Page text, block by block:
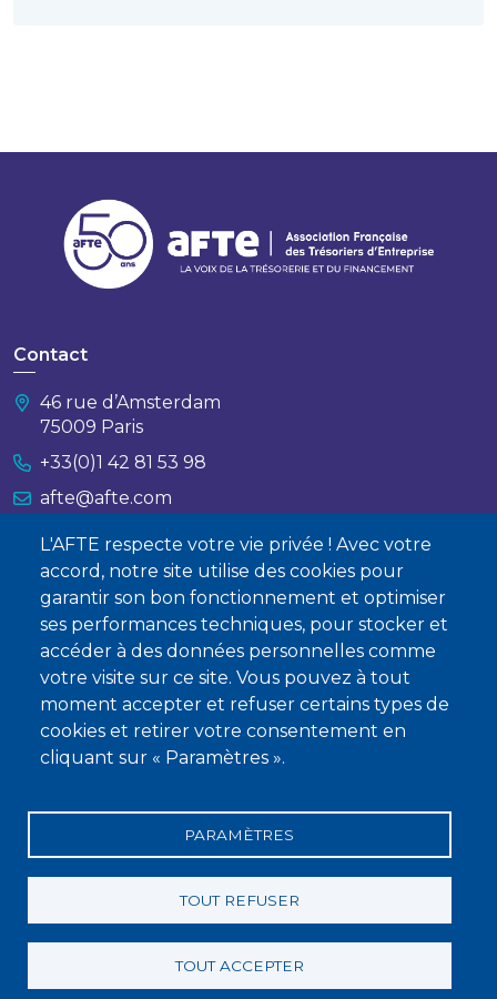
L'AFTE respecte votre vie privée ! Avec votre
accord, notre site utilise des cookies pour
garantir son bon fonctionnement et optimiser
ses performances techniques, pour stocker et
accéder à des données personnelles comme
votre visite sur ce site. Vous pouvez à tout
moment accepter et refuser certains types de
cookies et retirer votre consentement en
cliquant sur « Paramètres ».
PARAMÈTRES
TOUT REFUSER
TOUT ACCEPTER
Contact
46 rue d’Amsterdam
75009 Paris
+33(0)1 42 81 53 98
afte@afte.com
Nous contacter
À propos
Qui sommes-nous ?
Devenir membre
Mentions légales
Conditions générales de vente